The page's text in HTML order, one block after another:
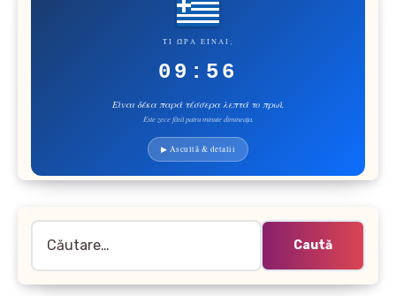
ΤΙ ΏΡΑ ΕΊΝΑΙ;
09:56
Είναι δέκα παρά τέσσερα λεπτά το πρωί.
Este zece fără patru minute dimineața.
▶ Ascultă & detalii
după: